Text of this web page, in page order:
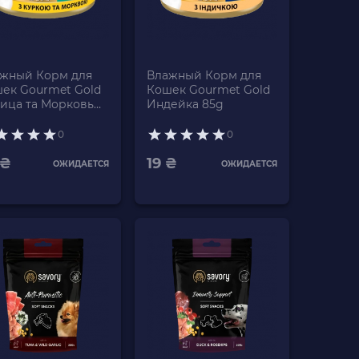
Корм для
Gourmet Gold
та Морковь
0
ОЖИДАЕТСЯ
Влажный Корм для
Кошек Gourmet Gold
Индейка 85g
0
19 ₴ ОЖИДАЕТСЯ